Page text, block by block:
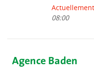
08:00
Agence Baden